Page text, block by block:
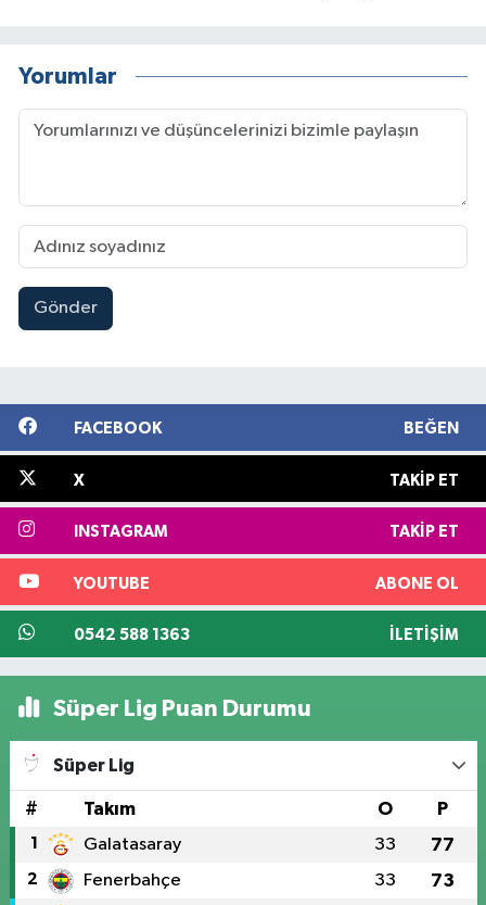
Yorumlar
Gönder
FACEBOOK BEĞEN
X TAKIP ET
INSTAGRAM TAKIP ET
YOUTUBE ABONE OL
0542 588 1363 İLETIŞIM
Süper Lig Puan Durumu
Süper Lig
# Takım O P
1 Galatasaray 33 77
2 Fenerbahçe 33 73